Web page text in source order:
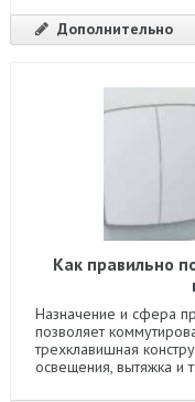
Дополнительно
Как правильно
Назначение и сфера
позволяет
трехклавишная
освещения, вытяжка и